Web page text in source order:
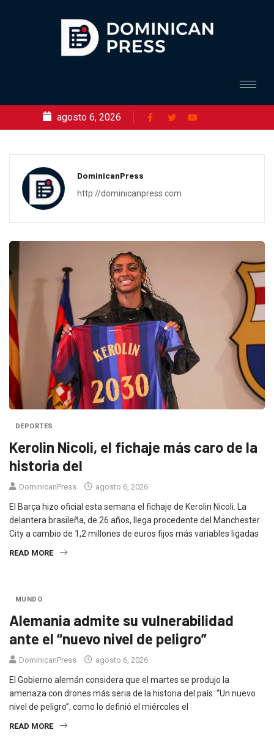
agosto 6, 2026
DominicanPress
http://dominicanpress.com
DEPORTES
Kerolin Nicoli, el fichaje más caro de la
historia del
DominicanPress agosto 6, 2026
El Barça hizo oficial esta semana el fichaje de Kerolin Nicoli. La
delantera brasileña, de 26 años, llega procedente del Manchester
City a cambio de 1,2 millones de euros fijos más variables ligadas
READ MORE
MUNDO
Alemania admite su vulnerabilidad
ante el “nuevo nivel de peligro”
DominicanPress agosto 6, 2026
El Gobierno alemán considera que el martes se produjo la
amenaza con drones más seria de la historia del país. “Un nuevo
nivel de peligro”, como lo definió el miércoles el
READ MORE